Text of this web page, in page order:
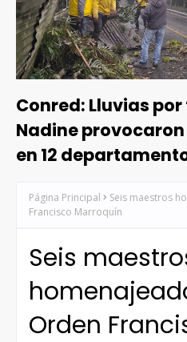
Conred: Lluvias
Nadine
en 12
Página Principal
Seis maestros
Francisco Marroquín
Seis
Orden